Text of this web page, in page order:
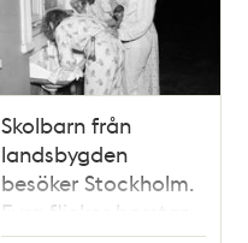
Skolbarn från
landsbygden
besöker Stockholm.
Fyra flickor borstar